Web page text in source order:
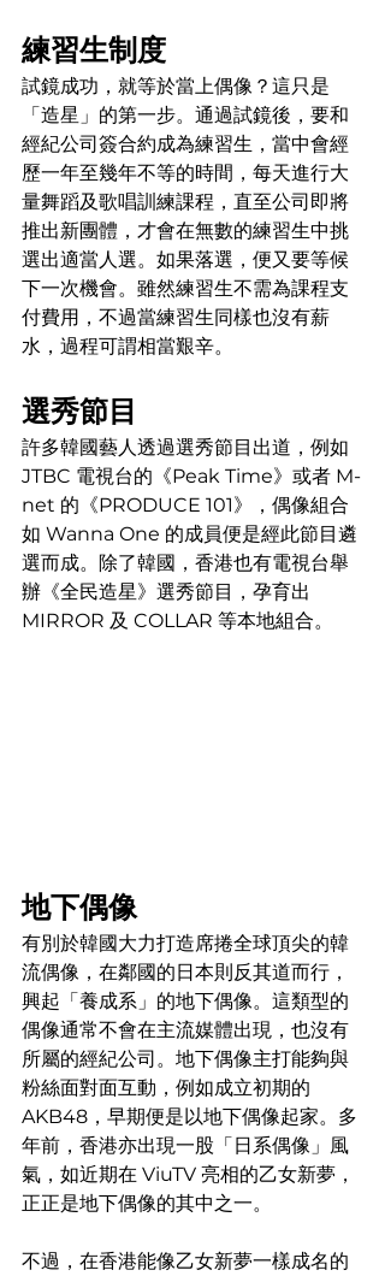
練習生制度
試鏡成功，就等於當上偶像？這只是
「造星」的第一步。通過試鏡後，要和
經紀公司簽合約成為練習生，當中會經
歷一年至幾年不等的時間，每天進行大
量舞蹈及歌唱訓練課程，直至公司即將
推出新團體，才會在無數的練習生中挑
選出適當人選。如果落選，便又要等候
下一次機會。雖然練習生不需為課程支
付費用，不過當練習生同樣也沒有薪
水，過程可謂相當艱辛。
選秀節目
許多韓國藝人透過選秀節目出道，例如
JTBC 電視台的《Peak Time》或者 M-
net 的《PRODUCE 101》，偶像組合
如 Wanna One 的成員便是經此節目遴
選而成。除了韓國，香港也有電視台舉
辦《全民造星》選秀節目，孕育出
MIRROR 及 COLLAR 等本地組合。
地下偶像
有別於韓國大力打造席捲全球頂尖的韓
流偶像，在鄰國的日本則反其道而行，
興起「養成系」的地下偶像。這類型的
偶像通常不會在主流媒體出現，也沒有
所屬的經紀公司。地下偶像主打能夠與
粉絲面對面互動，例如成立初期的
AKB48，早期便是以地下偶像起家。多
年前，香港亦出現一股「日系偶像」風
氣，如近期在 ViuTV 亮相的乙女新夢，
正正是地下偶像的其中之一。
不過，在香港能像乙女新夢一樣成名的